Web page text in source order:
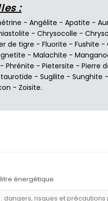
:
- Angélite - Apatite -
- Chrysocolle -
de tigre - Fluorite - Fushite -
- Malachite -
- Phrénite - Pietersite - Pierre
- Sugilite - Sunghite -
- Zoisite.
énergétique.
dangers, risques et